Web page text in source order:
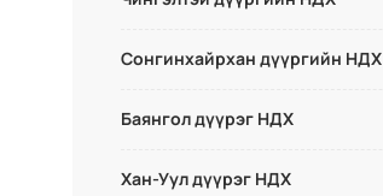
Сонгинхайрхан дүүргийн НДХ
Баянгол дүүрэг НДХ
Хан-Уул дүүрэг НДХ